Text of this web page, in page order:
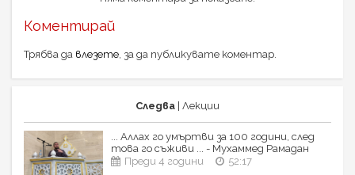
Коментирай
Трябва да влезете, за да публикувате коментар.
Следва | Лекции
... Аллах го умъртви за 100 години, след
това го съживи ... - Мухаммед Рамадан
Преди 4 години
52:17